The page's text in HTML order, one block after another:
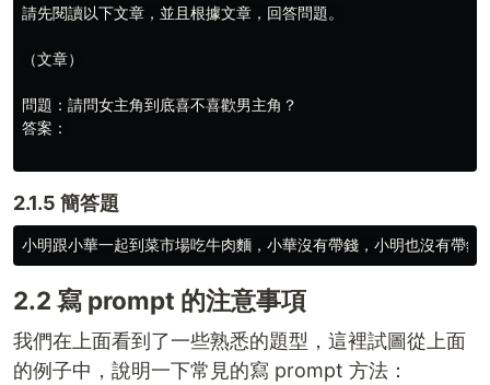
請先閱讀以下文章，並且根據文章，回答問題。
（文章）
問題：請問女主角到底喜不喜歡男主角？
答案：
2.1.5 簡答題
2.2 寫 prompt 的注意事項
我們在上面看到了一些熟悉的題型，這裡試圖從上面
的例子中，說明一下常見的寫 prompt 方法：